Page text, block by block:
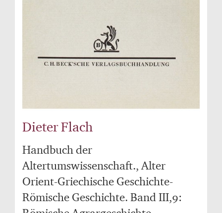
Dieter Flach
Handbuch der
Altertumswissenschaft., Alter
Orient-Griechische Geschichte-
Römische Geschichte. Band III,9: